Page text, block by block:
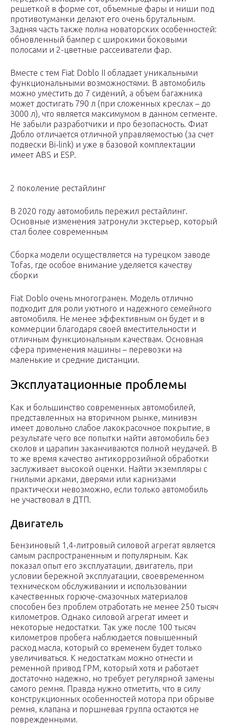
решеткой в форме сот, объемные фары и ниши под
противотуманки делают его очень брутальным.
Задняя часть также полна новаторских особенностей:
обновленный бампер с широкими боковыми
полосами и 2-цветные рассеиватели фар.
Вместе с тем Fiat Doblo II обладает уникальными
функциональными возможностями. В автомобиль
можно уместить до 7 сидений, а объем багажника
может достигать 790 л (при сложенных креслах – до
3000 л), что является максимумом в данном сегменте.
Не забыли разработчики и про безопасность. Фиат
Добло отличается отличной управляемостью (за счет
подвески Bi-link) и уже в базовой комплектации
имеет ABS и ESP.
2 поколение рестайлинг
В 2020 году автомобиль пережил рестайлинг.
Основные изменения затронули экстерьер, который
стал более современным
Сборка модели осуществляется на турецком заводе
Tofas, где особое внимание уделяется качеству
сборки
Fiat Doblo очень многогранен. Модель отлично
подходит для роли уютного и надежного семейного
автомобиля. Не менее эффективным он будет и в
коммерции благодаря своей вместительности и
отличным функциональным качествам. Основная
сфера применения машины – перевозки на
маленькие и средние дистанции.
Эксплуатационные проблемы
Как и большинство современных автомобилей,
представленных на вторичном рынке, минивэн
имеет довольно слабое лакокрасочное покрытие, в
результате чего все попытки найти автомобиль без
сколов и царапин заканчиваются полной неудачей. В
то же время качество антикоррозийной обработки
заслуживает высокой оценки. Найти экземпляры с
гнилыми арками, дверями или карнизами
практически невозможно, если только автомобиль
не участвовал в ДТП.
Двигатель
Бензиновый 1,4-литровый силовой агрегат является
самым распространенным и популярным. Как
показал опыт его эксплуатации, двигатель, при
условии бережной эксплуатации, своевременном
техническом обслуживании и использовании
качественных горюче-смазочных материалов
способен без проблем отработать не менее 250 тысяч
километров. Однако силовой агрегат имеет и
некоторые недостатки. Так уже после 100 тысяч
километров пробега наблюдается повышенный
расход масла, который со временем будет только
увеличиваться. К недостаткам можно отнести и
ременной привод ГРМ, который хотя и работает
достаточно надежно, но требует регулярной замены
самого ремня. Правда нужно отметить, что в силу
конструкционных особенностей мотора при обрыве
ремня, клапана и поршневая группа остаются не
поврежденными.